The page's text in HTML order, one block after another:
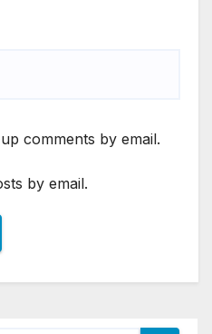
comments by email.
by email.